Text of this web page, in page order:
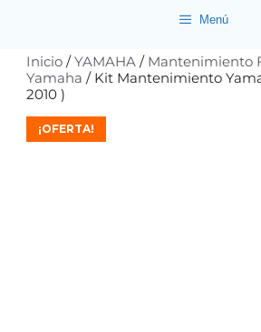
Menú
Inicio /YAMAHA / Mantenimiento
Yamaha / Kit Mantenimiento
2010 )
¡OFERTA!